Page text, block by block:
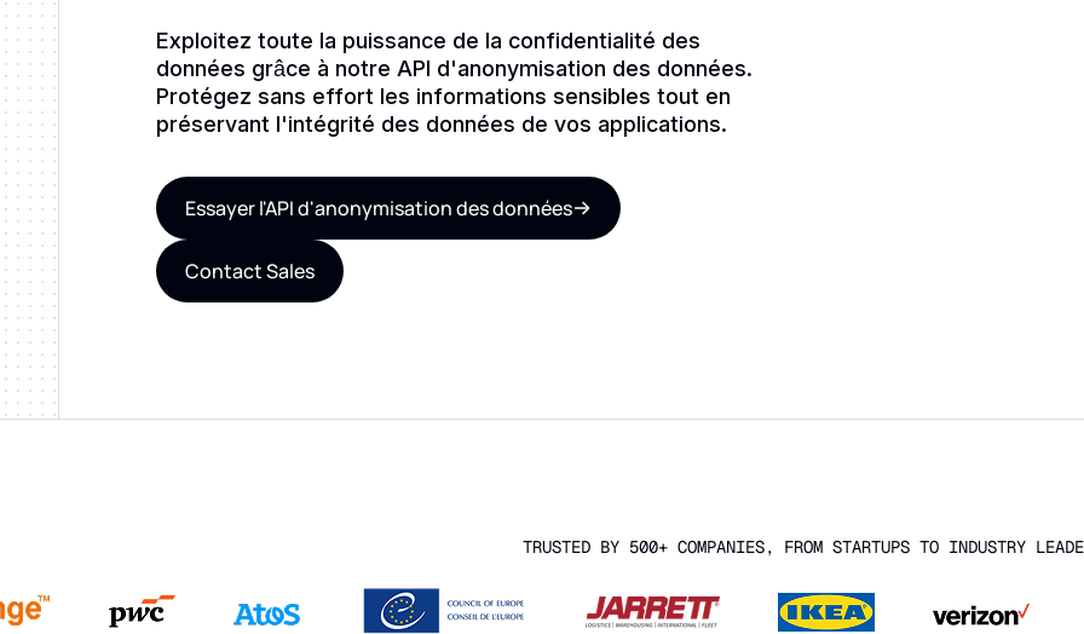
Exploitez toute la puissance de la confidentialité des
données grâce à notre API d'anonymisation des données.
Protégez sans effort les informations sensibles tout en
préservant l'intégrité des données de vos applications.
Essayer l'API d'anonymisation des données
Contact Sales
TRUSTED BY 500+ COMPANIES, FROM STARTUPS TO INDUSTRY